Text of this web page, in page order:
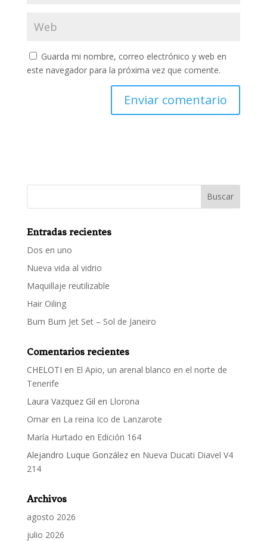
Guarda mi nombre, correo electrónico y web en
este navegador para la próxima vez que comente.
Entradas recientes
Dos en uno
Nueva vida al vidrio
Maquillaje reutilizable
Hair Oiling
Bum Bum Jet Set – Sol de Janeiro
Comentarios recientes
CHELOTI en El Apio, un arenal blanco en el norte de
Tenerife
Laura Vazquez Gil en Llorona
Omaren La reina Ico de Lanzarote
María Hurtado en Edición 164
Alejandro Luque Gonzálezen Nueva Ducati Diavel V4
214
Archivos
agosto 2026
julio 2026